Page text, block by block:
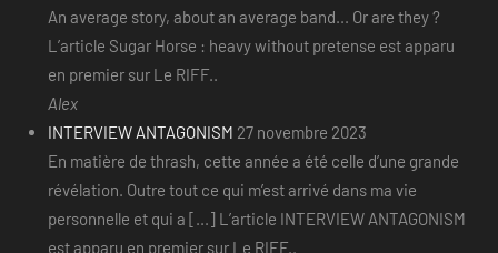
An average story, about an average band... Or are they ?
L’article Sugar Horse : heavy without pretense est apparu
en premier sur Le RIFF..
Alex
INTERVIEW ANTAGONISM 27 novembre 2023
En matière de thrash, cette année a été celle d’une grande
révélation. Outre tout ce qui m’est arrivé dans ma vie
personnelle et qui a [...] L’article INTERVIEW ANTAGONISM
est apparu en premier sur Le RIFF..